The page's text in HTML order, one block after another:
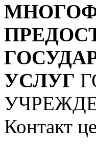
УСЛУГ
Контакт